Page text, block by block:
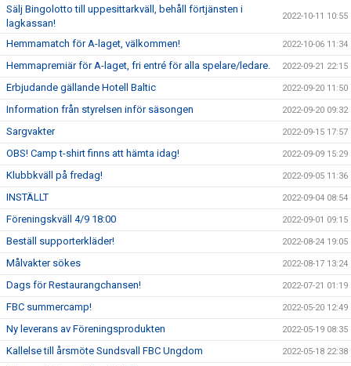
Sälj Bingolotto till uppesittarkväll, behåll förtjänsten i
lagkassan!
2022-10-11 10:55
Hemmamatch för A-laget, välkommen! 2022-10-06 11:34
Hemmapremiär för A-laget, fri entré för alla spelare/ledare. 2022-09-21 22:15
Erbjudande gällande Hotell Baltic 2022-09-20 11:50
Information från styrelsen inför säsongen 2022-09-20 09:32
Sargvakter 2022-09-15 17:57
OBS! Camp t-shirt finns att hämta idag! 2022-09-09 15:29
Klubbkväll på fredag! 2022-09-05 11:36
INSTÄLLT 2022-09-04 08:54
Föreningskväll 4/9 18:00 2022-09-01 09:15
Beställ supporterkläder! 2022-08-24 19:05
Målvakter sökes 2022-08-17 13:24
Dags för Restaurangchansen! 2022-07-21 01:19
FBC summercamp! 2022-05-20 12:49
Ny leverans av Föreningsprodukten 2022-05-19 08:35
Kallelse till årsmöte Sundsvall FBC Ungdom 2022-05-18 22:38